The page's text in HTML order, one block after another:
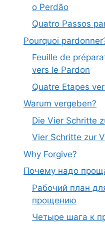
o Perdão
Quatro Passos
Pourquoi
Feuille de
vers le Pardon
Quatre Etapes
Warum vergeben?
Die Vier Schritte
Vier Schritte zur
Why Forgive?
Почему надо
Рабочий план
прощению
Четыре шага к